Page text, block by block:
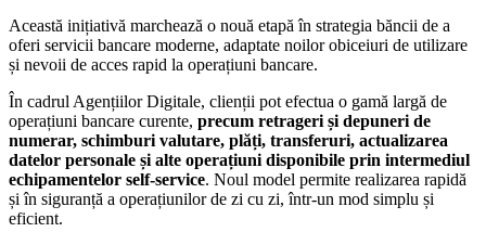
Această inițiativă marchează o nouă etapă în strategia băncii de a
oferi servicii bancare moderne, adaptate noilor obiceiuri de utilizare
și nevoii de acces rapid la operațiuni bancare.
În cadrul Agențiilor Digitale, clienții pot efectua o gamă largă de
operațiuni bancare curente, precum retrageri și depuneri de
numerar, schimburi valutare, plăți, transferuri, actualizarea
datelor personale și alte operațiuni disponibile prin intermediul
echipamentelor self-service. Noul model permite realizarea rapidă
și în siguranță a operațiunilor de zi cu zi, într-un mod simplu și
eficient.